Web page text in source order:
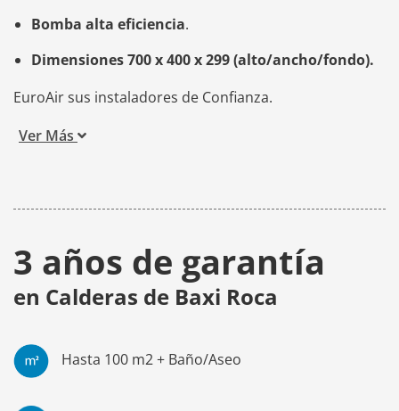
Bomba alta eficiencia.
Dimensiones 700 x 400 x 299 (alto/ancho/fondo).
EuroAir sus instaladores de Confianza.
Ver Más
3 años de garantía
en Calderas de Baxi Roca
Hasta 100 m2 + Baño/Aseo